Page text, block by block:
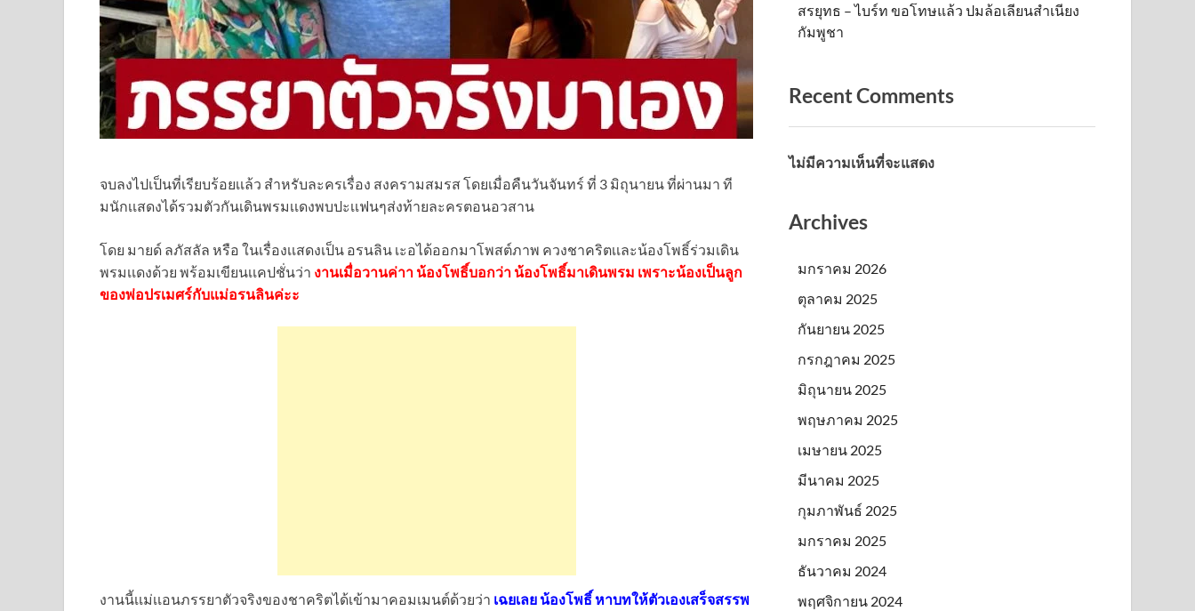
จบลงไปเป็นที่เรียบร้อยเเล้ว สำหรับละครเรื่อง สงครามสมรส โดยเมื่อคืนวันจันทร์ ที่ 3 มิถุนายน ที่ผ่านมา ที
มนักเเสดงได้รวมตัวกันเดินพรมเเดงพบปะเเฟนๆส่งท้ายละครตอนอวสาน
โดย มายด์ ลภัสลัล หรือ ในเรื่องเเสดงเป็น อรนลิน เะอได้ออกมาโพสต์ภาพ ควงชาคริตเเละน้องโพธิ์ร่วมเดิน
พรมเเดงด้วย พร้อมเขียนเเคปชั่นว่า งานเมื่อวานค่าา น้องโพธิ์บอกว่า น้องโพธิ์มาเดินพรม เพราะน้องเป็นลูก
ของพ่อปรเมศร์กับแม่อรนลินค่ะะ
งานนี้เเม่เเอนภรรยาตัวจริงของชาคริตได้เข้ามาคอมเมนต์ด้วยว่า เฉยเลย น้องโพธิ์ หาบทให้ตัวเองเสร็จสรรพ
สรยุทธ – ไบร์ท ขอโทษแล้ว ปมล้อเลียนสำเนียง
กัมพูชา
Recent Comments
ไม่มีความเห็นที่จะแสดง
Archives
มกราคม 2026
ตุลาคม 2025
กันยายน 2025
กรกฎาคม 2025
มิถุนายน 2025
พฤษภาคม 2025
เมษายน 2025
มีนาคม 2025
กุมภาพันธ์ 2025
มกราคม 2025
ธันวาคม 2024
พฤศจิกายน 2024